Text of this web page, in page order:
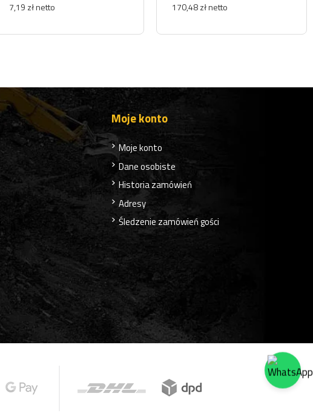
7,19 zł netto 170,48 zł netto
Moje konto
Moje konto
Dane osobiste
Historia zamówień
Adresy
Śledzenie zamówień gości